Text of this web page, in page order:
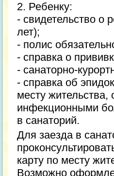
2. Ребенку:
- свидетельство о
лет);
- полис
- справка о
- санаторно-
- справка об
месту жительства,
инфекционными
в санаторий.
Для заезда в
карту по месту
Возможно